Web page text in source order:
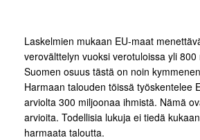
Laskelmien mukaan EU-maat
verovälttelyn vuoksi verotuloissa yli
Suomen osuus tästä on noin
Harmaan talouden töissä työskentelee
arviolta 300 miljoonaa ihmistä. Nämä
arvioita. Todellisia lukuja ei tiedä
harmaata taloutta.